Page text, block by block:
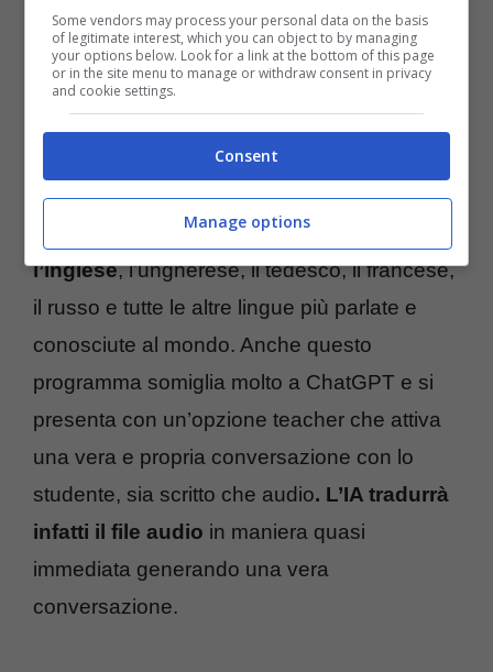
parlando che ascoltando. In questo
momento resta Duolingo l’app più
performante in ottica di insegnamento delle
lingue, ma l’Intelligenza Artificiale sta facendo
Glglish puoi infatti esercitarti con
l’inglese, l’ungherese, il tedesco, il francese,
il russo e tutte le altre lingue più parlate e
conosciute al mondo. Anche questo
programma somiglia molto a ChatGPT e si
presenta con un’opzione teacher che attiva
una vera e propria conversazione con lo
studente, sia scritto che audio. L’IA tradurrà
infatti il file audio in maniera quasi
immediata generando una vera
conversazione.
Some vendors may process your personal data on the basis
of legitimate interest, which you can object to by managing
your options below. Look for a link at the bottom of this page
or in the site menu to manage or withdraw consent in privacy
and cookie settings.
Consent
Manage options